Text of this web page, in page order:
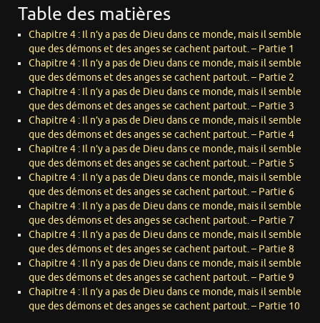
Table des matières
Chapitre 4 : Il n’y a pas de Dieu dans ce monde, mais il semble
que des démons et des anges se cachent partout. – Partie 1
Chapitre 4 : Il n’y a pas de Dieu dans ce monde, mais il semble
que des démons et des anges se cachent partout. – Partie 2
Chapitre 4 : Il n’y a pas de Dieu dans ce monde, mais il semble
que des démons et des anges se cachent partout. – Partie 3
Chapitre 4 : Il n’y a pas de Dieu dans ce monde, mais il semble
que des démons et des anges se cachent partout. – Partie 4
Chapitre 4 : Il n’y a pas de Dieu dans ce monde, mais il semble
que des démons et des anges se cachent partout. – Partie 5
Chapitre 4 : Il n’y a pas de Dieu dans ce monde, mais il semble
que des démons et des anges se cachent partout. – Partie 6
Chapitre 4 : Il n’y a pas de Dieu dans ce monde, mais il semble
que des démons et des anges se cachent partout. – Partie 7
Chapitre 4 : Il n’y a pas de Dieu dans ce monde, mais il semble
que des démons et des anges se cachent partout. – Partie 8
Chapitre 4 : Il n’y a pas de Dieu dans ce monde, mais il semble
que des démons et des anges se cachent partout. – Partie 9
Chapitre 4 : Il n’y a pas de Dieu dans ce monde, mais il semble
que des démons et des anges se cachent partout. – Partie 10